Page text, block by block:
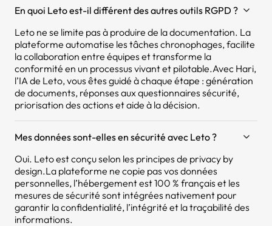
En quoi Leto est-il différent des autres outils RGPD ?
Leto ne se limite pas à produire de la documentation. La
plateforme automatise les tâches chronophages, facilite
la collaboration entre équipes et transforme la
conformité en un processus vivant et pilotable.Avec Hari,
l’IA de Leto, vous êtes guidé à chaque étape : génération
de documents, réponses aux questionnaires sécurité,
priorisation des actions et aide à la décision.
Mes données sont-elles en sécurité avec Leto ?
Oui. Leto est conçu selon les principes de privacy by
design.La plateforme ne copie pas vos données
personnelles, l’hébergement est 100 % français et les
mesures de sécurité sont intégrées nativement pour
garantir la confidentialité, l’intégrité et la traçabilité des
informations.